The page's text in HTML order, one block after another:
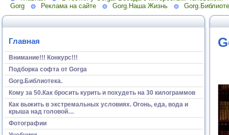
Gorg
Реклама на сайте Gorg.Наша Жизнь
Главная
Внимание!!! Конкурс!!!
Подборка софта от Gorga
Gorg.Библиотека.
Кому за 50.Как бросить курить и похудеть на 30 килограммов
Как выжить в экстремальных условиях. Огонь, еда, вода и
крыша над головой…
Фотографии